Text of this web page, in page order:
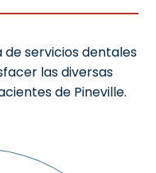
servicios dentales
las diversas
de Pineville.